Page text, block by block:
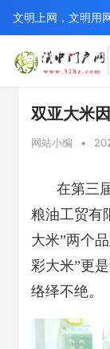
文明上网，文明用
双亚大米
网站小编 •
在第三
粮油工贸有
大米”两个
彩大米”更
络绎不绝。